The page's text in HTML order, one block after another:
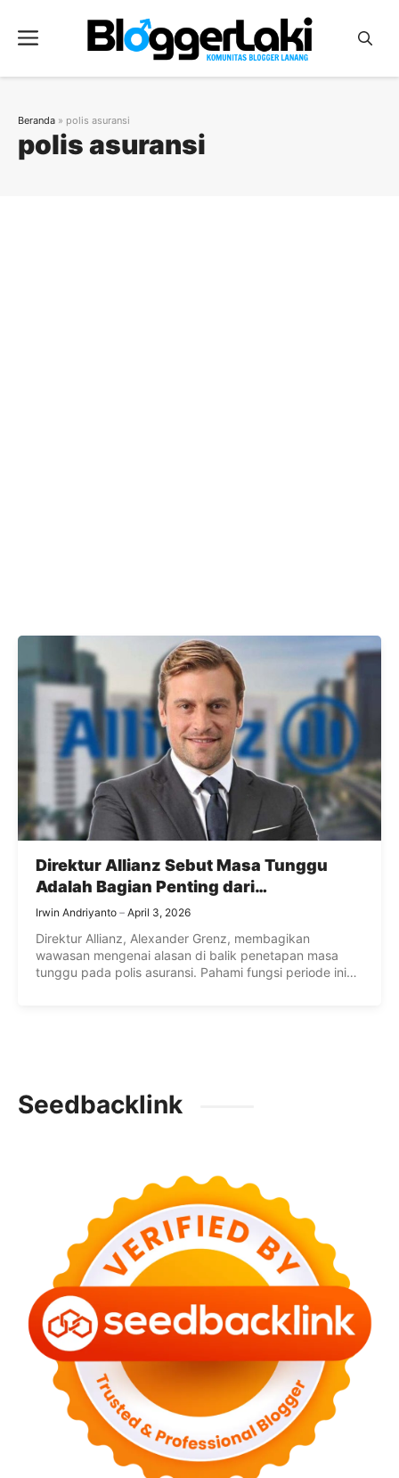
Menu
polis asuransi
Beranda » polis asuransi
Direktur Allianz Sebut Masa Tunggu
Adalah Bagian Penting dari
Perlindungan
Irwin Andriyanto April 3, 2026
Direktur Allianz, Alexander Grenz, membagikan
wawasan mengenai alasan di balik penetapan masa
tunggu pada polis asuransi. Pahami fungsi periode ini
Seedbacklink